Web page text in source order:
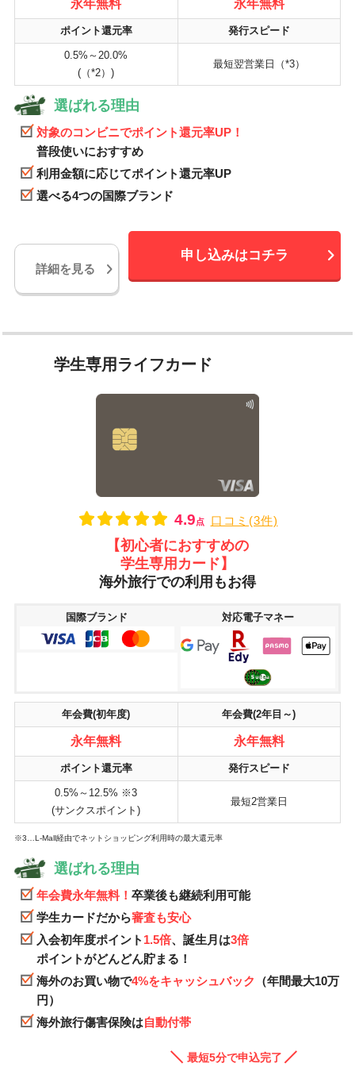
永年無料 永年無料
ポイント還元率 発行スピード
0.5%～20.0%
(（*2）)
最短翌営業日（*3）
選ばれる理由
対象のコンビニでポイント還元率UP！
普段使いにおすすめ
利用金額に応じてポイント還元率UP
選べる4つの国際ブランド
申し込みはコチラ
詳細を見る
学生専用ライフカード
4.9点 口コミ(3件)
【初心者におすすめの
学生専用カード】
海外旅行での利用もお得
国際ブランド 対応電子マネー
年会費(初年度) 年会費(2年目～)
永年無料 永年無料
ポイント還元率 発行スピード
0.5%～12.5% ※3
(サンクスポイント)
最短2営業日
※3…L-Mall経由でネットショッピング利用時の最大還元率
選ばれる理由
年会費永年無料！ 卒業後も継続利用可能
学生カードだから審査も安心
入会初年度ポイント 1.5倍、誕生月は3倍
ポイントがどんどん貯まる！
海外のお買い物で4%をキャッシュバック
（年間最大10万
円）
海外旅行傷害保険は自動付帯
最短5分で申込完了